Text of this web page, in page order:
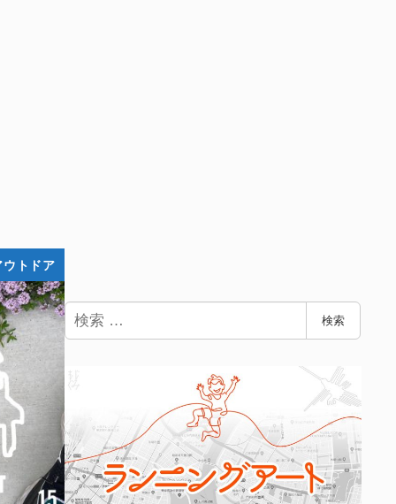
ウトドア
検
索
検索